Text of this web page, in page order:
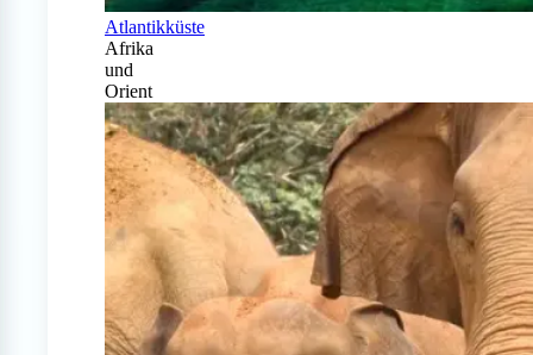
Atlantikküste
Afrika
und
Orient